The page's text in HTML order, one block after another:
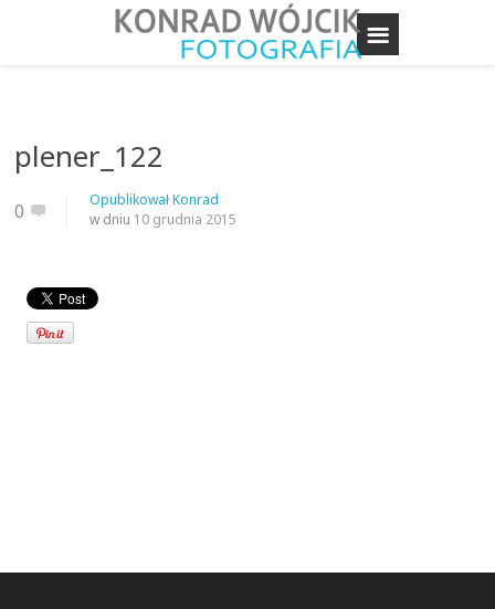
plener_122
0 OpublikowałKonrad
w dniu 10 grudnia 2015